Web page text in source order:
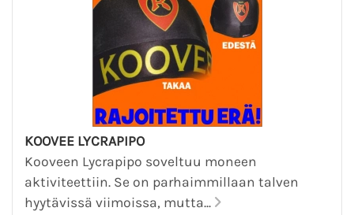
KOOVEE LYCRAPIPO
Kooveen Lycrapipo soveltuu moneen
aktiviteettiin. Se on parhaimmillaan talven
hyytävissä viimoissa, mutta...